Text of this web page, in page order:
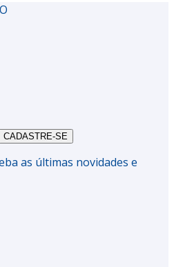
CADASTRE-SE
as últimas novidades e